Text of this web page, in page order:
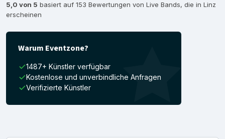
5,0 von 5 basiert auf 153 Bewertungen von Live Bands, die in Linz
erscheinen
Warum Eventzone?
1487+ Künstler verfügbar
Kostenlose und unverbindliche Anfragen
Verifizierte Künstler